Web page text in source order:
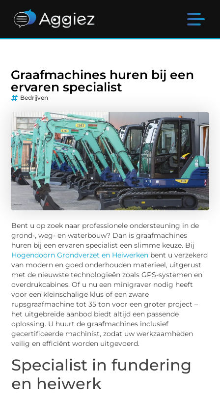
Graafmachines huren bij een
ervaren specialist
Bedrijven
Bent u op zoek naar professionele ondersteuning in de
grond-, weg- en waterbouw? Dan is graafmachines
huren bij een ervaren specialist een slimme keuze. Bij
Hogendoorn Grondverzet en Heiwerken bent u verzekerd
van modern en goed onderhouden materieel, uitgerust
met de nieuwste technologieën zoals GPS-systemen en
overdrukcabines. Of u nu een minigraver nodig heeft
voor een kleinschalige klus of een zware
rupsgraafmachine tot 35 ton voor een groter project –
het uitgebreide aanbod biedt altijd een passende
oplossing. U huurt de graafmachines inclusief
gecertificeerde machinist, zodat uw werkzaamheden
veilig en efficiënt worden uitgevoerd.
Specialist in fundering
en heiwerk